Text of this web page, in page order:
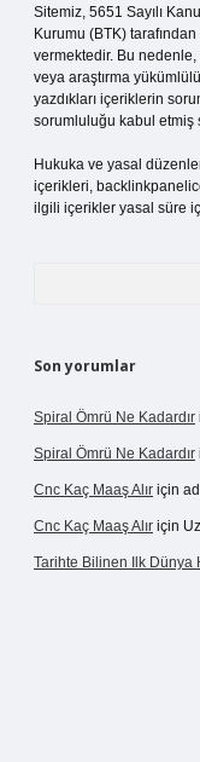
Sitemiz, 5651 Sayılı
Kurumu (BTK)
vermektedir. Bu
veya araştırma
yazdıkları içeriklerin
sorumluluğu kabul etmiş
Hukuka ve yasal
içerikleri,
ilgili içerikler yasal süre
Son yorumlar
Spiral Ömrü Ne Kadardır
Spiral Ömrü Ne Kadardır
Cnc Kaç Maaş Alır için
Cnc Kaç Maaş Alır için
Tarihte Bilinen Ilk Dünya